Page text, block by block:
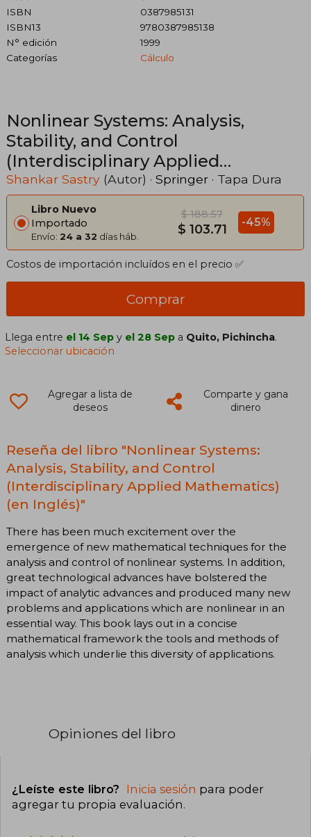
ISBN
0387985131
ISBN13
9780387985138
N° edición
1999
Categorías
Cálculo
Nonlinear Systems: Analysis,
Stability, and Control
(Interdisciplinary Applied
Mathematics) (en Inglés)
Shankar Sastry (Autor) · Springer · Tapa Dura
Libro Nuevo
Importado
Envío: 24 a 32 días háb.
$ 188.57
$ 103.71 -45%
Costos de importación incluídos en el precio ✅
Comprar
Llega entre el 14 Sep y el 28 Sep a Quito, Pichincha.
Seleccionar ubicación
Agregar a lista de
deseos
Comparte y gana
dinero
Reseña del libro "Nonlinear Systems:
Analysis, Stability, and Control
(Interdisciplinary Applied Mathematics)
(en Inglés)"
There has been much excitement over the
emergence of new mathematical techniques for the
analysis and control of nonlinear systems. In addition,
great technological advances have bolstered the
impact of analytic advances and produced many new
problems and applications which are nonlinear in an
essential way. This book lays out in a concise
mathematical framework the tools and methods of
analysis which underlie this diversity of applications.
Opiniones del libro
¿Leíste este libro? Inicia sesión para poder
agregar tu propia evaluación.